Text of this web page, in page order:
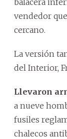
vendedor
cercano.
La versión
del Interior,
Llevaron
a nueve
fusiles
chalecos